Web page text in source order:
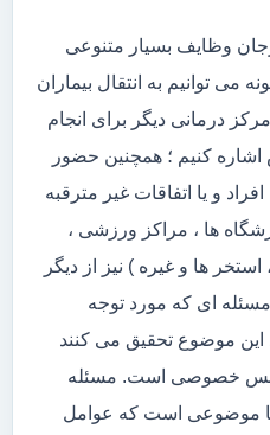
وظایف بسیار متنوعی
می توانیم به انتقال بیماران
درمانی دیگر برای انجام
کنیم ؛ همچنین حضور
و یا اتفاقات غیر مترقبه
ها ، مراکز ورزشی ،
ها و غیره ) نیز از دیگر
ای که مورد توجه
این موضوع تحقیق می کنند
خصوصی است. مسئله
ها موضوعی است که عوامل